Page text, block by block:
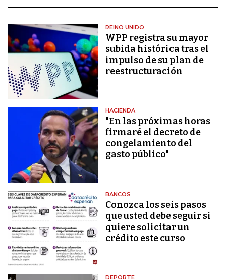
REINO UNIDO
WPP registra su mayor
subida histórica tras el
impulso de su plan de
reestructuración
HACIENDA
"En las próximas horas
firmaré el decreto de
congelamiento del
gasto público"
BANCOS
Conozca los seis pasos
que usted debe seguir si
quiere solicitar un
crédito este curso
DEPORTE